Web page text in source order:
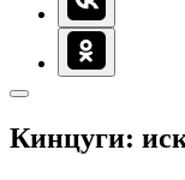
Кинцуги: